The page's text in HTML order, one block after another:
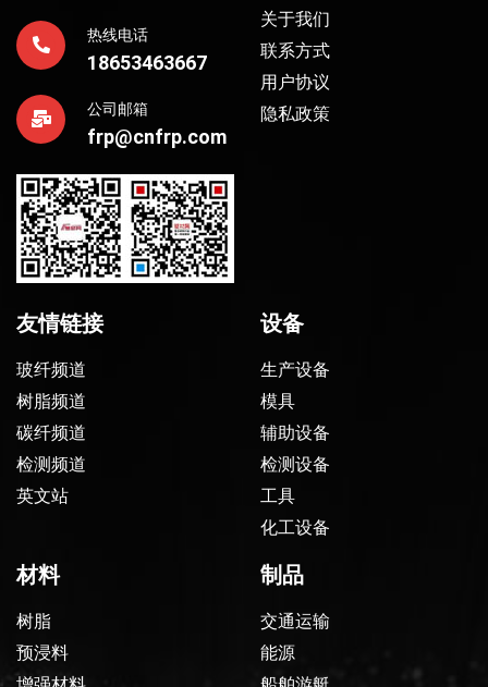
热线电话
18653463667
公司邮箱
frp@cnfrp.com
关于我们
联系方式
用户协议
隐私政策
友情链接
玻纤频道
树脂频道
碳纤频道
检测频道
英文站
设备
生产设备
模具
辅助设备
检测设备
工具
化工设备
材料
树脂
预浸料
制品
交通运输
能源